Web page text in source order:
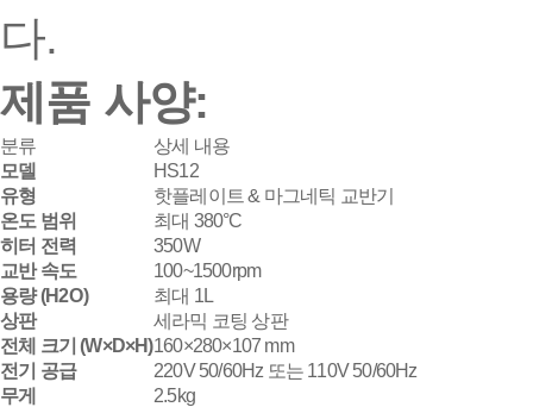
다.
제품 사양:
분류
상세 내용
모델
HS12
유형
핫플레이트 & 마그네틱 교반기
온도 범위
최대 380°C
히터 전력
350W
교반 속도
100~1500rpm
용량 (H2O)
최대 1L
상판
세라믹 코팅 상판
전체 크기 (W×D×H)160×280×107 mm
전기 공급
220V 50/60Hz 또는 110V 50/60Hz
무게
2.5kg